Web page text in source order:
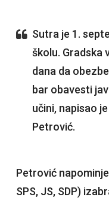
Sutra je 1.
školu. Gradska
dana da
bar obavesti
učini, napisao
Petrović.
Petrović
SPS, JS, SDP)